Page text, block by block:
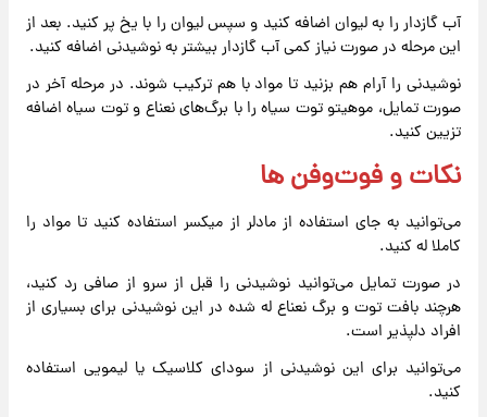
آب گازدار را به لیوان اضافه کنید و سپس لیوان را با یخ پر کنید. بعد از
این مرحله در صورت نیاز کمی آب گازدار بیشتر به نوشیدنی اضافه کنید.
نوشیدنی را آرام هم بزنید تا مواد با هم ترکیب شوند. در مرحله آخر در
صورت تمایل، موهیتو توت سیاه را با برگ‌های نعناع و توت ‌سیاه اضافه
تزیین کنید.
نکات و فوت‌وفن‌ ها
می‌توانید به جای استفاده از مادلر از میکسر استفاده کنید تا مواد را
کاملا له کنید.
در صورت تمایل می‌توانید نوشیدنی را قبل از سرو از صافی رد کنید،
هرچند بافت توت و برگ نعناع له شده در این نوشیدنی برای بسیاری از
افراد دلپذیر است.
می‌توانید برای این نوشیدنی از سودای کلاسیک یا لیمویی استفاده
کنید.